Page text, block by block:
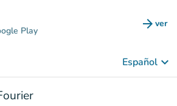
Play arrow_forward ver
Español keyboard_arrow_down